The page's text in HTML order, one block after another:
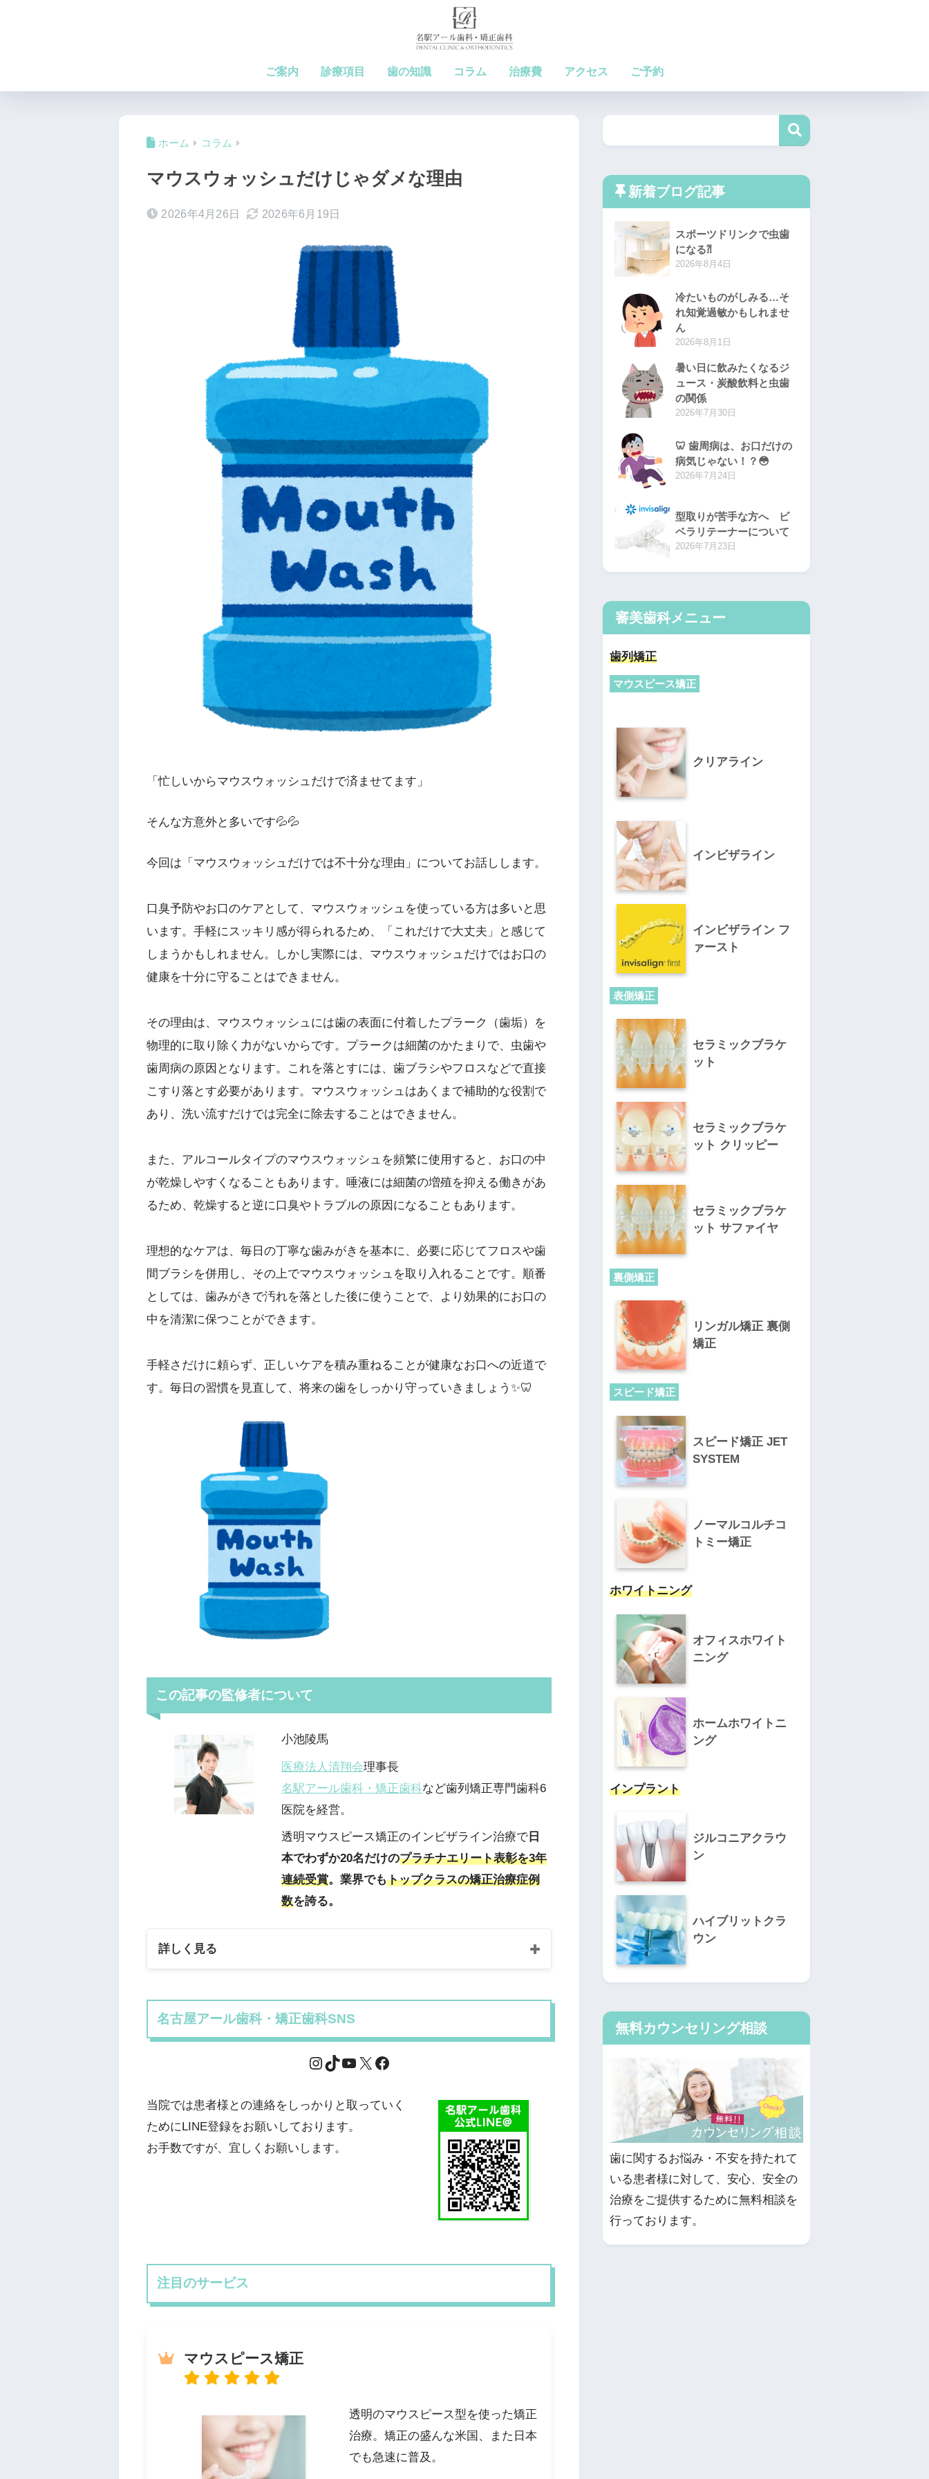
ご案内 診療項目 歯の知識 コラム 治療費 アクセス ご予約
ホーム コラム
マウスウォッシュだけじゃダメな理由
2026年4月26日 2026年6月19日
「忙しいからマウスウォッシュだけで済ませてます」
そんな方意外と多いです💦💦
今回は「マウスウォッシュだけでは不十分な理由」についてお話しします。
口臭予防やお口のケアとして、マウスウォッシュを使っている方は多いと思
います。手軽にスッキリ感が得られるため、「これだけで大丈夫」と感じて
しまうかもしれません。しかし実際には、マウスウォッシュだけではお口の
健康を十分に守ることはできません。
その理由は、マウスウォッシュには歯の表面に付着したプラーク（歯垢）を
物理的に取り除く力がないからです。プラークは細菌のかたまりで、虫歯や
歯周病の原因となります。これを落とすには、歯ブラシやフロスなどで直接
こすり落とす必要があります。マウスウォッシュはあくまで補助的な役割で
あり、洗い流すだけでは完全に除去することはできません。
また、アルコールタイプのマウスウォッシュを頻繁に使用すると、お口の中
が乾燥しやすくなることもあります。唾液には細菌の増殖を抑える働きがあ
るため、乾燥すると逆に口臭やトラブルの原因になることもあります。
理想的なケアは、毎日の丁寧な歯みがきを基本に、必要に応じてフロスや歯
間ブラシを併用し、その上でマウスウォッシュを取り入れることです。順番
としては、歯みがきで汚れを落とした後に使うことで、より効果的にお口の
中を清潔に保つことができます。
手軽さだけに頼らず、正しいケアを積み重ねることが健康なお口への近道で
す。毎日の習慣を見直して、将来の歯をしっかり守っていきましょう✨🦷
この記事の監修者について
小池陵馬
医療法人清翔会理事長
名駅アール歯科・矯正歯科など歯列矯正専門歯科6
医院を経営。
透明マウスピース矯正のインビザライン治療で 日
本でわずか20名だけのプラチナエリート表彰を3年
連続受賞。業界でもトップクラスの矯正治療症例
数を誇る。
詳しく見る
名古屋アール歯科・矯正歯科SNS
当院では患者様との連絡をしっかりと取っていく
ためにLINE登録をお願いしております。
お手数ですが、宜しくお願いします。
注目のサービス
マウスピース矯正
透明のマウスピース型を使った矯正
治療。矯正の盛んな米国、また日本
でも急速に普及。
新着ブログ記事
スポーツドリンクで虫歯
になる⁈
2026年8月4日
冷たいものがしみる…そ
れ知覚過敏かもしれませ
ん
2026年8月1日
暑い日に飲みたくなるジ
ュース・炭酸飲料と虫歯
の関係
2026年7月30日
🦷 歯周病は、お口だけの
病気じゃない！？😳
2026年7月24日
型取りが苦手な方へ ビ
ベラリテーナーについて
2026年7月23日
審美歯科メニュー
歯列矯正
マウスピース矯正
クリアライン
インビザライン
インビザライン フ
ァースト
表側矯正
セラミックブラケ
ット
セラミックブラケ
ット クリッピー
セラミックブラケ
ット サファイヤ
裏側矯正
リンガル矯正 裏側
矯正
スピード矯正
スピード矯正 JET
SYSTEM
ノーマルコルチコ
トミー矯正
ホワイトニング
オフィスホワイト
ニング
ホームホワイトニ
ング
インプラント
ジルコニアクラウ
ン
ハイブリットクラ
ウン
無料カウンセリング相談
歯に関するお悩み・不安を持たれて
いる患者様に対して、安心、安全の
治療をご提供するために無料相談を
行っております。